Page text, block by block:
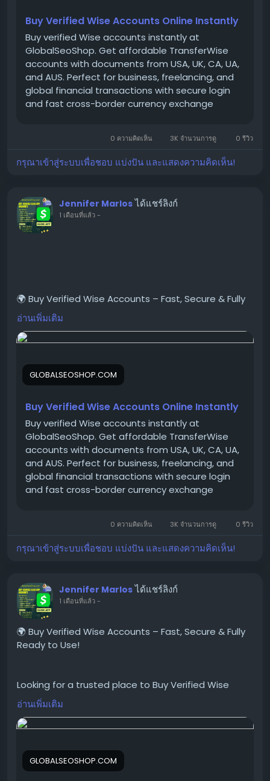
business transactions, and global money transfers.
👉 Order Now:
https://globalseoshop.com/product/buy-verified-
wise-accounts/
💬 Skype: GlobalSeoShop
📨 Telegram: @GlobalSeoShop
#BuyWiseAccounts
#VerifiedWiseAccounts
#WiseVerifiedLogin
#WiseBusinessAccounts
#Wise2025
#WiseAccount
#OnlinePaymentSolutions
Buy Verified Wise Accounts Online Instantly
Buy verified Wise accounts instantly at
GlobalSeoShop. Get affordable TransferWise
accounts with documents from USA, UK, CA, UA,
and AUS. Perfect for business, freelancing, and
global financial transactions with secure login
and fast cross-border currency exchange
0 ความคิดเห็น 3K จำนวนการดู 0 รีวิว
กรุณาเข้าสู่ระบบเพื่อชอบ แบ่งปัน และแสดงความคิดเห็น!
Jennifer Marlos ได้แชร์ลิงก์
1 เดือนที่แล้ว-
🌍 Buy Verified Wise Accounts – Fast, Secure & Fully
Ready to Use!
Accounts?
We provide 100% verified, safe, and ready-to-use
business transactions, and global money transfers.
👉 Order Now:
https://globalseoshop.com/product/buy-verified-
wise-accounts/
Globalseoshop@gmail.com
📨 Telegram: @GlobalSeoShop
#WiseAccountsForSale
#BuyVerifiedWise
#GlobalSEOShop
#WiseAccountSeller
#WiseBusinessAccounts
#Wise2025
อ่านเพิ่มเติม
GLOBALSEOSHOP.COM
Buy Verified Wise Accounts Online Instantly
Buy verified Wise accounts instantly at
GlobalSeoShop. Get affordable TransferWise
accounts with documents from USA, UK, CA, UA,
and AUS. Perfect for business, freelancing, and
global financial transactions with secure login
and fast cross-border currency exchange
0 ความคิดเห็น 3K จำนวนการดู 0 รีวิว
กรุณาเข้าสู่ระบบเพื่อชอบ แบ่งปัน และแสดงความคิดเห็น!
Jennifer Marlos ได้แชร์ลิงก์
1 เดือนที่แล้ว-
🌍 Buy Verified Wise Accounts – Fast, Secure & Fully
Ready to Use!
Looking for a trusted place to Buy Verified Wise
Accounts?
We provide 100% verified, safe, and ready-to-use
Wise accounts for your international payments,
อ่านเพิ่มเติม
GLOBALSEOSHOP.COM